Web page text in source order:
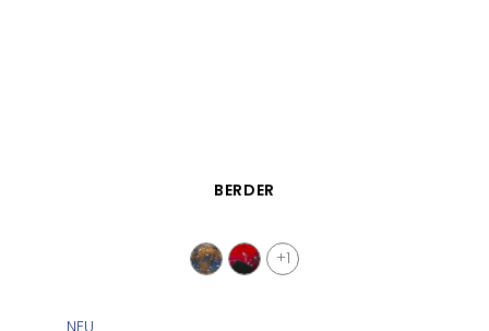
SCHNELLANSICHT
BERDER
+1
NEU